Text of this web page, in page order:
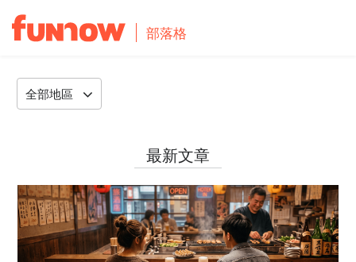
部落格
全部地區
最新文章